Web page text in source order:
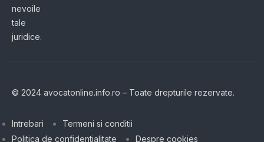
nevoile
tale
juridice.
© 2024 avocatonline.info.ro – Toate drepturile rezervate.
Intrebari
Termeni si conditii
Politica de confidentialitate
Despre cookies